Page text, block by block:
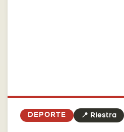
DEPORTE 📍 Riestra